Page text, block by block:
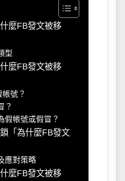
麼FB發文被移
型
麼FB發文被移
號？
？
假帳號或假冒？
「為什麼FB發文
應對策略
麼FB發文被移